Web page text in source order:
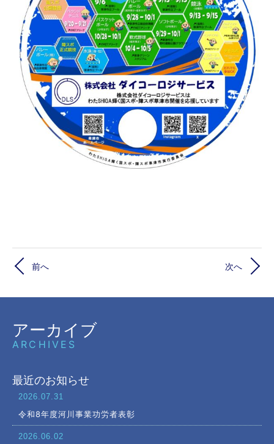
前へ 次へ
アーカイブ
ARCHIVES
最近のお知らせ
2026.07.31
令和8年度河川事業功労者表彰
2026.06.02